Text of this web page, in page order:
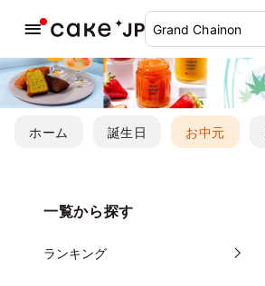
ホーム 誕生日 お中元
一覧から探す
ランキング